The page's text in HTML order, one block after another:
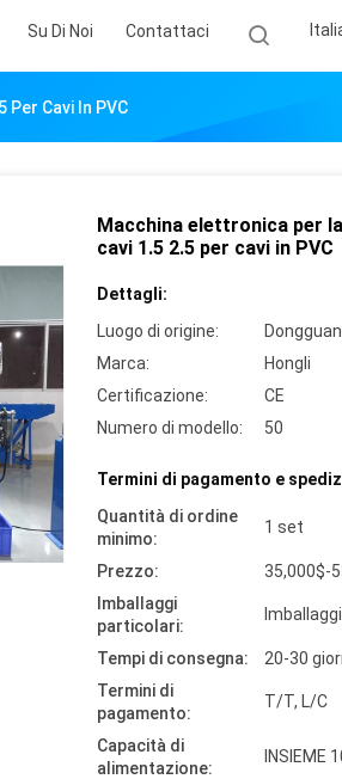
Su Di Noi Contattaci
Per Cavi In PVC
Macchina elettronica per
cavi 1.5 2.5 per cavi in PVC
Dettagli:
Luogo di origine:
Dongguan
Marca:
Hongli
Certificazione:
CE
Numero di modello:
50
Termini di pagamento e
Quantità di ordine
minimo:
1 set
Prezzo:
35,000$-
Imballaggi
particolari:
Tempi di consegna:
20-30
Termini di
pagamento:
T/T, L/C
Capacità di
alimentazione:
INSIEME